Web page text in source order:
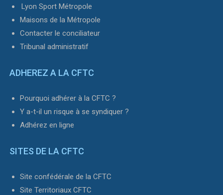
Lyon Sport Métropole
Maisons de la Métropole
Contacter le conciliateur
Tribunal administratif
ADHEREZ A LA CFTC
Pourquoi adhérer à la CFTC ?
Y a-t-il un risque à se syndiquer ?
Adhérez en ligne
SITES DE LA CFTC
Site confédérale de la CFTC
Site Territoriaux CFTC